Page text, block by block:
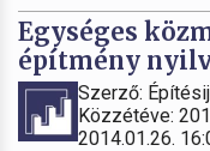
Egységes
építmény
Szerző:
Közzétéve:
2014.01.26.